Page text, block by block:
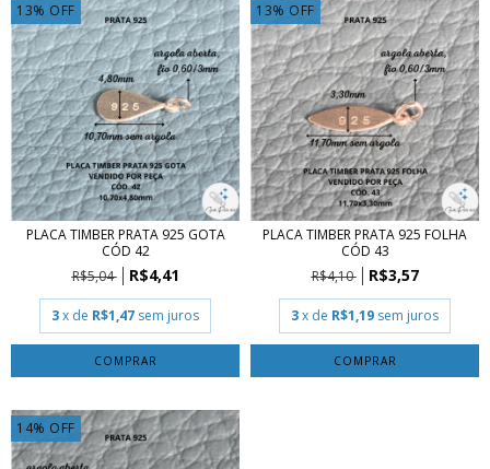
13% OFF
PLACA TIMBER PRATA 925 GOTA
CÓD 42
R$5,04
R$4,41
3x de R$1,47 sem juros
COMPRAR
13% OFF
PLACA TIMBER PRATA 925 FOLHA
CÓD 43
R$4,10
R$3,57
3x de R$1,19 sem juros
COMPRAR
14% OFF